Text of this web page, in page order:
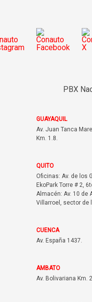
PBX
GUAYAQUIL
Av. Juan Tanca
Km. 1.8.
QUITO
Oficinas: Av. de los
EkoPark Torre # 2,
Almacén: Av. 10 de
Villarroel, sector de
CUENCA
Av. España 1437.
AMBATO
Av. Bolivariana Km.